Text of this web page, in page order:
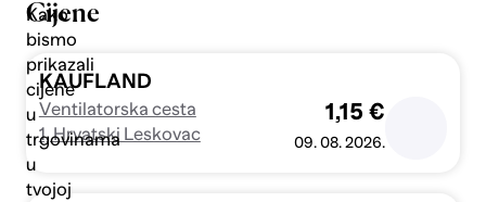
Kako
bismo
prikazali
cijene
u
trgovinama
u
tvojoj
Pošalji
Cijene
KAUFLAND
Ventilatorska cesta
1, Hrvatski Leskovac
1,15 €
09. 08. 2026.